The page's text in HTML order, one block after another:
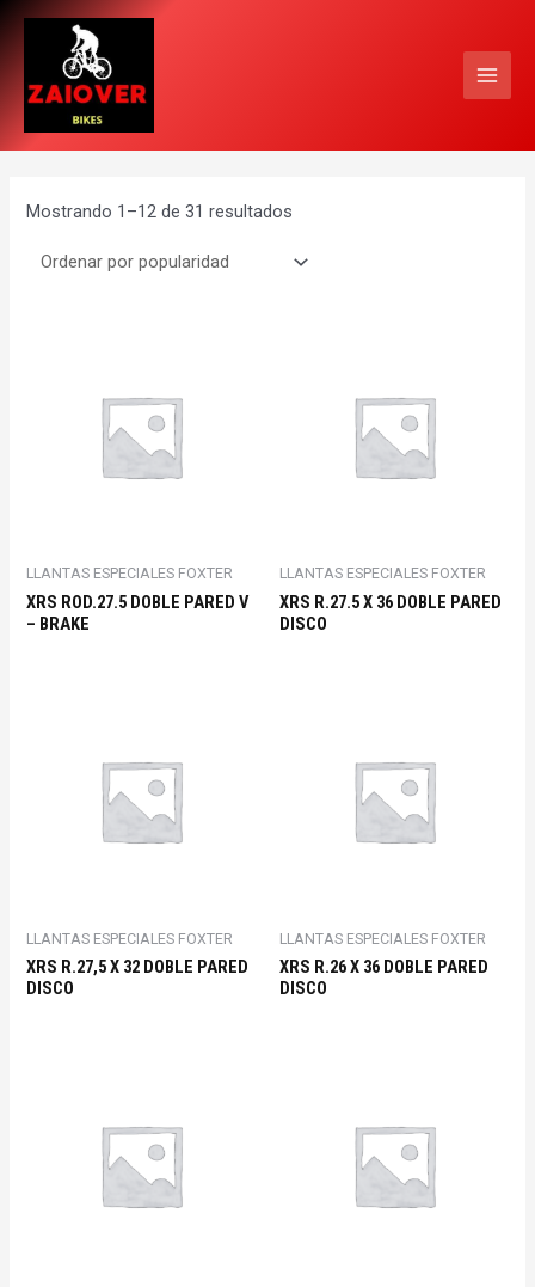
contenido
Mostrando 1–12 de 31 resultados
LLANTAS ESPECIALES FOXTER
XRS ROD.27.5 DOBLE PARED V
– BRAKE
LLANTAS ESPECIALES FOXTER
XRS R.27.5 X 36 DOBLE PARED
DISCO
LLANTAS ESPECIALES FOXTER
XRS R.27,5 X 32 DOBLE PARED
DISCO
LLANTAS ESPECIALES FOXTER
XRS R.26 X 36 DOBLE PARED
DISCO